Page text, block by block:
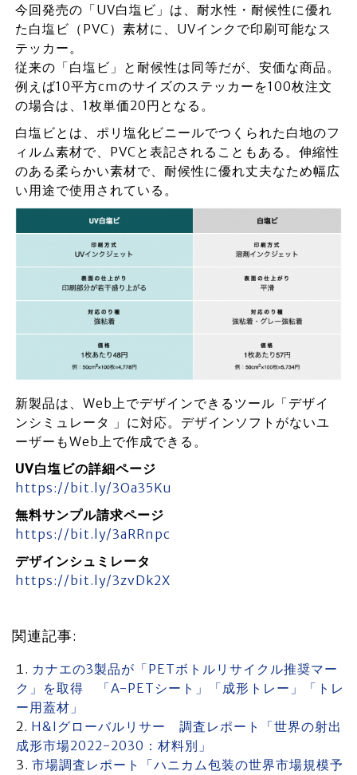
今回発売の「UV白塩ビ」は、耐水性・耐候性に優れ
た白塩ビ（PVC）素材に、UVインクで印刷可能なス
テッカー。
従来の「白塩ビ」と耐候性は同等だが、安価な商品。
例えば10平方cmのサイズのステッカーを100枚注文
の場合は、1枚単価20円となる。
白塩ビとは、ポリ塩化ビニールでつくられた白地のフ
ィルム素材で、PVCと表記されることもある。伸縮性
のある柔らかい素材で、耐候性に優れ丈夫なため幅広
い用途で使用されている。
新製品は、Web上でデザインできるツール「デザイ
ンシミュレータ 」に対応。デザインソフトがないユ
ーザーもWeb上で作成できる。
UV白塩ビの詳細ページ
https://bit.ly/3Oa35Ku
無料サンプル請求ページ
https://bit.ly/3aRRnpc
デザインシュミレータ
https://bit.ly/3zvDk2X
関連記事:
カナエの3製品が「PETボトルリサイクル推奨マー
ク」を取得 「A-PETシート」「成形トレー」「トレ
ー用蓋材」
H&Iグローバルリサー 調査レポート「世界の射出
成形市場2022-2030：材料別」
市場調査レポート「ハニカム包装の世界市場規模予